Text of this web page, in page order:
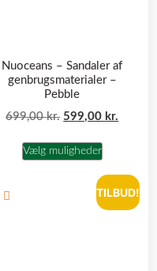
Nuoceans – Sandaler af
genbrugsmaterialer –
Pebble
699,00kr. 599,00 kr.
Vælg muligheder
TILBUD!